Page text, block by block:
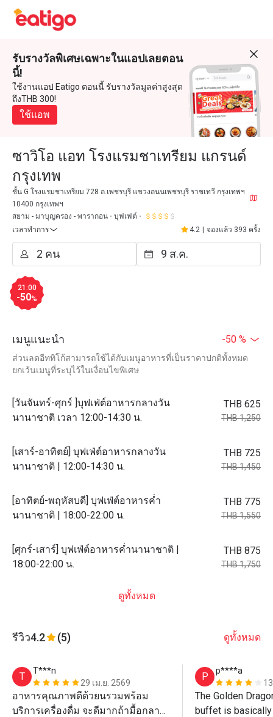
รับรางวัลพิเศษเฉพาะในแอปเลยตอน
นี้!
ใช้งานแอป Eatigo ตอนนี้ รับรางวัลมูลค่าสูงสุด
ถึงTHB 300!
ใช้แอพ
ซาวิโอ แอท โรงแรมชาเทรียม แกรนด์
กรุงเทพ
ชั้น G โรงแรมชาเทรียม 728 ถ.เพชรบุรี แขวงถนนเพชรบุรี ราชเทวี กรุงเทพฯ
10400 กรุงเทพฯ
สยาม - มาบุญครอง - พารากอน
บุฟเฟต์
เวลาทำการ
4.2 จองแล้ว 393 ครั้ง
21:00
-50%
เมนูแนะนำ -50 %
ส่วนลดอีททิโก้สามารถใช้ได้กับเมนูอาหารที่เป็นราคาปกติทั้งหมด
ยกเว้นเมนูที่ระบุไว้ในเงื่อนไขพิเศษ
[วันจันทร์-ศุกร์ ]บุฟเฟ่ต์อาหารกลางวัน
นานาชาติ เวลา 12:00-14:30 น.
THB 625
THB 1,250
[เสาร์-อาทิตย์] บุฟเฟ่ต์อาหารกลางวัน
นานาชาติ | 12:00-14:30 น.
THB 725
THB 1,450
[อาทิตย์-พฤหัสบดี] บุฟเฟ่ต์อาหารค่ำ
นานาชาติ | 18:00-22:00 น.
THB 775
THB 1,550
[ศุกร์-เสาร์] บุฟเฟ่ต์อาหารค่ำนานาชาติ |
18:00-22:00 น.
THB 875
THB 1,750
ดูทั้งหมด
รีวิว4.2 (5) ดูทั้งหมด
T
T***n
29 เม.ย. 2569
อาหารคุณภาพดีด้วยนรวมพร้อม
บริการเครื่องดื่ม จะดีมากถ้ามื้อกลาง
P
p****a
The Golden
buffet is